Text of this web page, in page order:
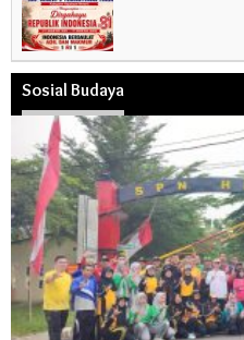
Sosial Budaya